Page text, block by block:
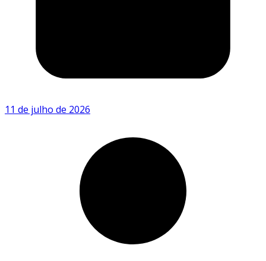
11 de julho de 2026